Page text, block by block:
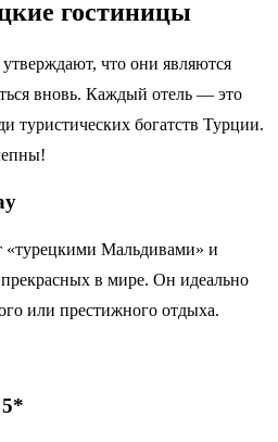
гостиницы
что они являются
вновь. Каждый отель — это
туристических богатств Турции.
«турецкими Мальдивами» и
в мире. Он идеально
или престижного отдыха.